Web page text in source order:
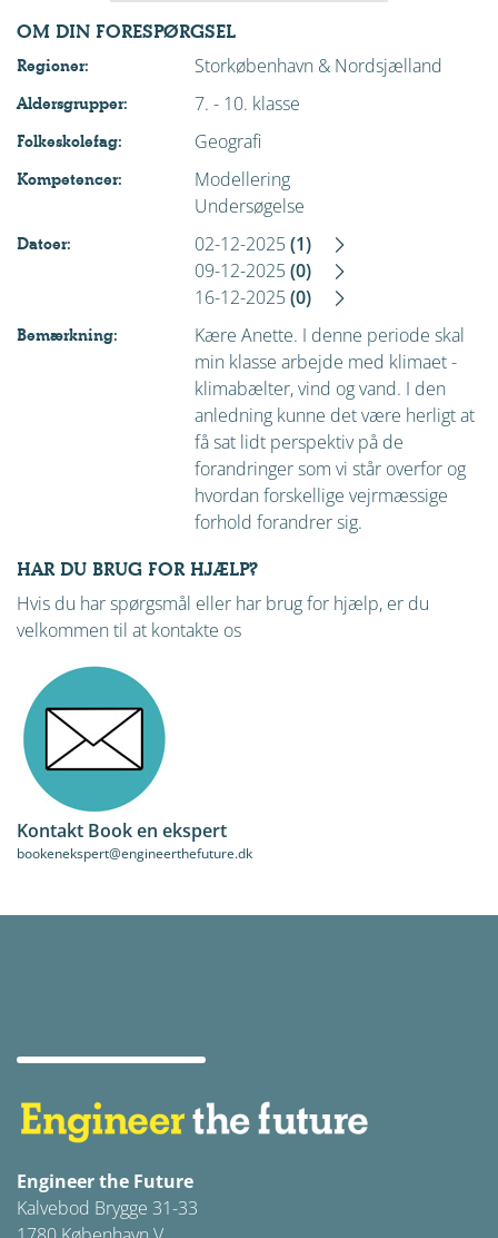
OM DIN FORESPØRGSEL
Regioner: Storkøbenhavn & Nordsjælland
Aldersgrupper: 7. - 10. klasse
Folkeskolefag: Geografi
Kompetencer:
Modellering
Undersøgelse
Datoer: 02-12-2025(1)
09-12-2025(0)
16-12-2025(0)
Bemærkning:
Kære Anette. I denne periode skal
min klasse arbejde med klimaet -
klimabælter, vind og vand. I den
anledning kunne det være herligt at
få sat lidt perspektiv på de
forandringer som vi står overfor og
hvordan forskellige vejrmæssige
forhold forandrer sig.
HAR DU BRUG FOR HJÆLP?
Hvis du har spørgsmål eller har brug for hjælp, er du
velkommen til at kontakte os
Kontakt Book en ekspert
bookenekspert@engineerthefuture.dk
Engineer the Future
Kalvebod Brygge 31-33